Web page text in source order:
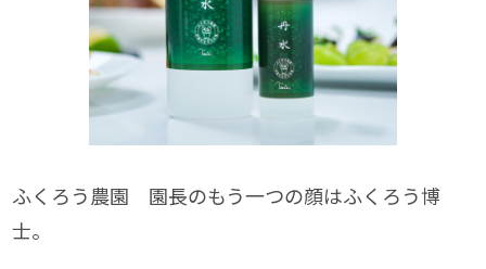
ふくろう農園 園長のもう一つの顔はふくろう博
士。